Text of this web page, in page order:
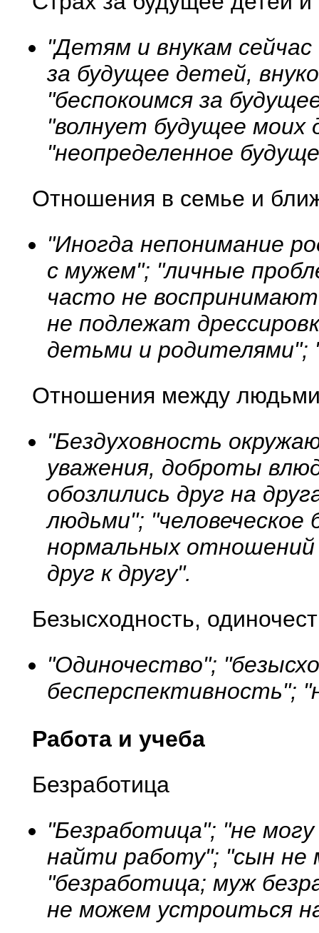
"Детям и внукам
за будущее детей,
"беспокоимся за
"волнует будущее моих
"неопределенное
Отношения в семье и
"Иногда непонимание
с мужем"; "личные
часто не
не подлежат
детьми и родителями";
Отношения между
"Бездуховность
уважения, доброты
обозлились друг на
людьми";
нормальных
друг к другу".
Безысходность,
"Одиночество";
бесперспективность";
Работа и учеба
Безработица
"Безработица"; "не
найти работу"; "сын
"безработица; муж
не можем устроиться